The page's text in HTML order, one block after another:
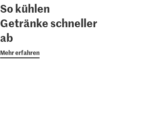
So kühlen
Getränke schneller
ab
Mehr erfahren